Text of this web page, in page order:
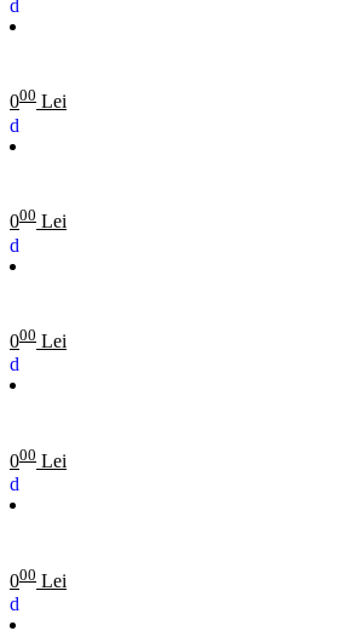
000 Lei
000 Lei
000 Lei
000 Lei
000 Lei